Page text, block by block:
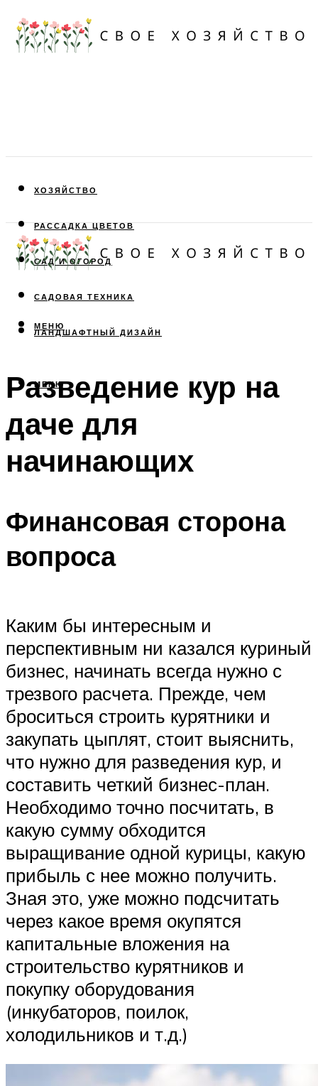
ХОЗЯЙСТВО
РАССАДКА ЦВЕТОВ
САД И ОГОРОД
САДОВАЯ ТЕХНИКА
ЛАНДШАФТНЫЙ ДИЗАЙН
МЕНЮ
МЕНЮ
Разведение кур на
даче для
начинающих
Финансовая сторона
вопроса
Каким бы интересным и
перспективным ни казался куриный
бизнес, начинать всегда нужно с
трезвого расчета. Прежде, чем
броситься строить курятники и
закупать цыплят, стоит выяснить,
что нужно для разведения кур, и
составить четкий бизнес-план.
Необходимо точно посчитать, в
какую сумму обходится
выращивание одной курицы, какую
прибыль с нее можно получить.
Зная это, уже можно подсчитать
через какое время окупятся
капитальные вложения на
строительство курятников и
покупку оборудования
(инкубаторов, поилок,
холодильников и т.д.)